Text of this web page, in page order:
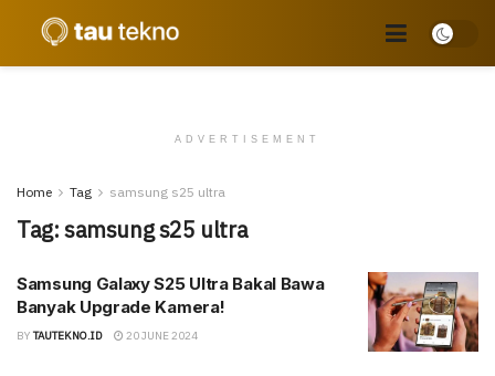
ADVERTISEMENT
Home Tag samsung s25 ultra
Tag:samsung s25 ultra
Samsung Galaxy S25 Ultra Bakal Bawa
Banyak Upgrade Kamera!
BY TAUTEKNO.ID 20 JUNE 2024